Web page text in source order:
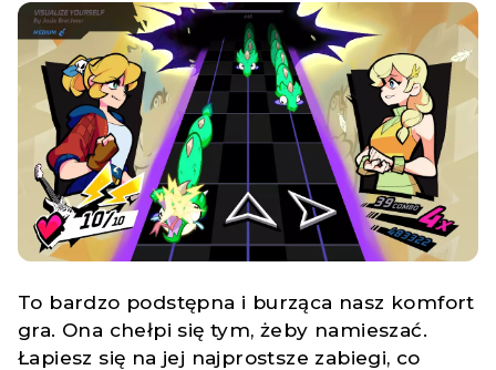
To bardzo podstępna i burząca nasz komfort
gra. Ona chełpi się tym, żeby namieszać.
Łapiesz się na jej najprostsze zabiegi, co